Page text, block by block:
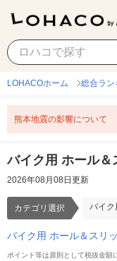
バイク用 ホール＆ス
LOHACOホーム 総合ラン
熊本地震の影響について
バイク用 ホール＆
2026年08月08日更新
カテゴリ選択 バイク
バイク用 ホール＆スリ
ポイント等は原則として税抜金額